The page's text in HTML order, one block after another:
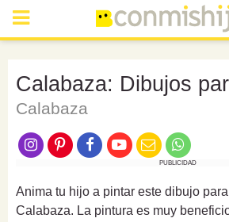
Calabaza: Dibujos
Calabaza
PUBLICIDAD
Anima tu hijo a pintar este dibujo
Calabaza. La pintura es muy